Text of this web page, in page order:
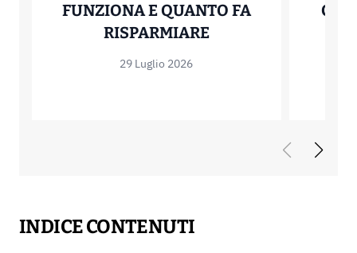
FUNZIONA E QUANTO FA
RISPARMIAREMUTUO OFFSET:
29 Luglio 2026
INDICE CONTENUTI